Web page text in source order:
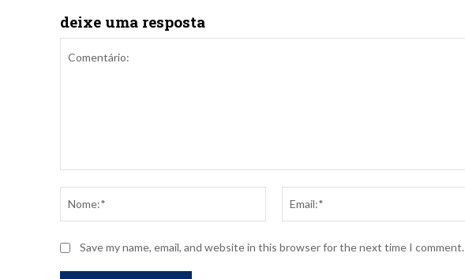
deixe uma resposta
Save my name, email, and website in this browser for the next time I comment.